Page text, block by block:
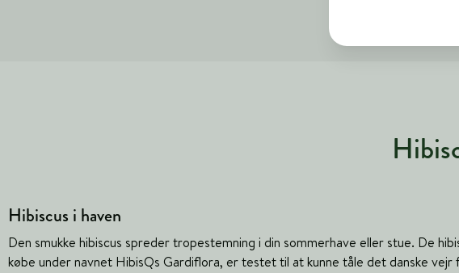
Hibiscus i haven
Den smukke hibiscus spreder tropestemning i din sommerhave eller stue. De
købe under navnet HibisQs Gardiflora, er testet til at kunne tåle det danske vejr